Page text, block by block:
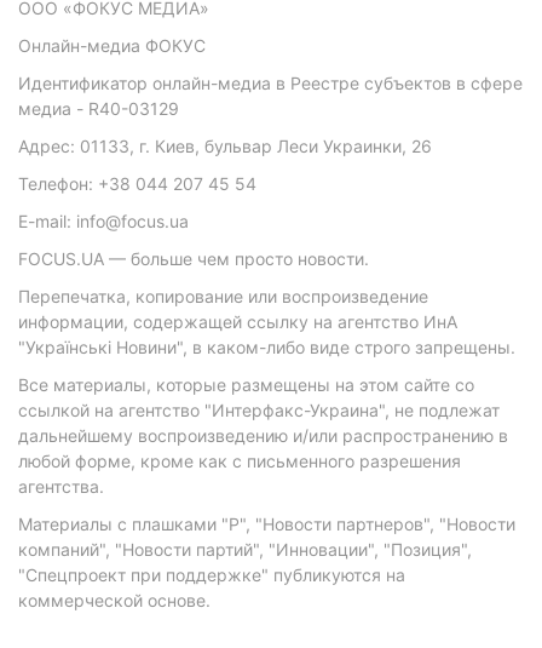
ООО «ФОКУС МЕДИА»
Онлайн-медиа ФОКУС
Идентификатор онлайн-медиа в Реестре субъектов в сфере
медиа - R40-03129
Адрес: 01133, г. Киев, бульвар Леси Украинки, 26
Телефон: +38 044 207 45 54
E-mail: info@focus.ua
FOCUS.UA — больше чем просто новости.
Перепечатка, копирование или воспроизведение
информации, содержащей ссылку на агентство ИнА
"Українські Новини", в каком-либо виде строго запрещены.
Все материалы, которые размещены на этом сайте со
ссылкой на агентство "Интерфакс-Украина", не подлежат
дальнейшему воспроизведению и/или распространению в
любой форме, кроме как с письменного разрешения
агентства.
Материалы с плашками "Р", "Новости партнеров", "Новости
компаний", "Новости партий", "Инновации", "Позиция",
"Спецпроект при поддержке" публикуются на
коммерческой основе.